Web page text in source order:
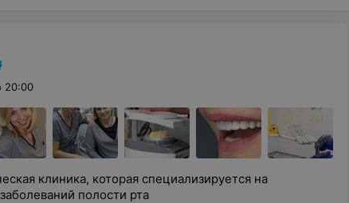
20:00
клиника, которая специализируется на
полости рта